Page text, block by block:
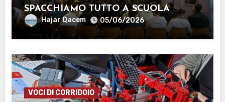
SPACCHIAMO TUTTO A SCUOLA
Hajar Qacem 05/06/2026
VOCI DI CORRIDOIO